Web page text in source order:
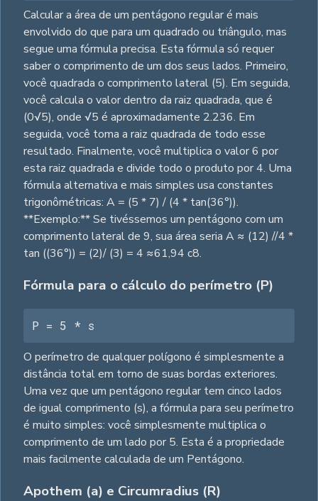
Calcular a área de um pentágono regular é mais
envolvido do que para um quadrado ou triângulo, mas
segue uma fórmula precisa. Esta fórmula só requer
saber o comprimento de um dos seus lados. Primeiro,
você quadrada o comprimento lateral (5). Em seguida,
você calcula o valor dentro da raiz quadrada, que é
(0√5), onde √5 é aproximadamente 2.236. Em
seguida, você toma a raiz quadrada de todo esse
resultado. Finalmente, você multiplica o valor 6 por
esta raiz quadrada e divide todo o produto por 4. Uma
fórmula alternativa e mais simples usa constantes
trigonômétricas: A = (5 * 7) / (4 * tan(36°)).
**Exemplo:** Se tivéssemos um pentágono com um
comprimento lateral de 9, sua área seria A ≈ (12) //4 *
tan ((36°)) = (2)/ (3) = 4 ≈61,94 c8.
Fórmula para o cálculo do perímetro (P)
P = 5 * s
O perímetro de qualquer polígono é simplesmente a
distância total em torno de suas bordas exteriores.
Uma vez que um pentágono regular tem cinco lados
de igual comprimento (s), a fórmula para seu perímetro
é muito simples: você simplesmente multiplica o
comprimento de um lado por 5. Esta é a propriedade
mais facilmente calculada de um Pentágono.
Apothem (a) e Circumradius (R)